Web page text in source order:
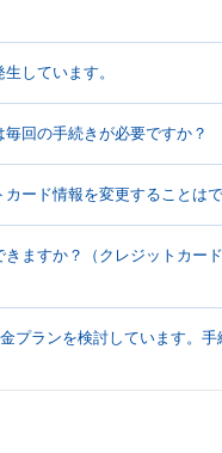
しています。
回の手続きが必要ですか？
ード情報を変更することは
きますか？（クレジットカー
プランを検討しています。手